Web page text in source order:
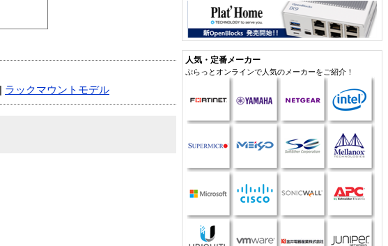
ラックマウントモデル
人気・定番メーカー
ぷらっとオンラインで人気のメーカーをご紹介！